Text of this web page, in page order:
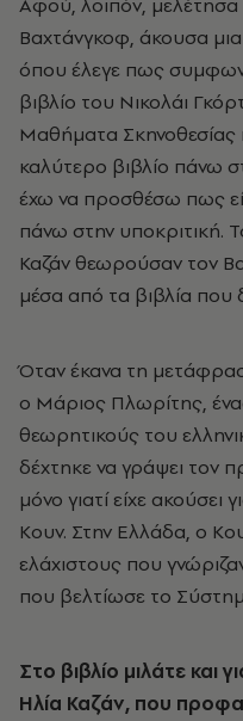
Βαχτάνγκοφ, άκουσα
όπου έλεγε πως
βιβλίο του Νικολάι
Μαθήματα Σκηνοθεσίας
καλύτερο βιβλίο πάνω
έχω να προσθέσω πως
πάνω στην υποκριτική.
Καζάν θεωρούσαν τον
μέσα από τα βιβλία που
Όταν έκανα τη
ο Μάριος Πλωρίτης,
θεωρητικούς του
δέχτηκε να γράψει τον
μόνο γιατί είχε
Κουν. Στην Ελλάδα, ο
ελάχιστους που
που βελτίωσε το
Στο βιβλίο μιλάτε και
Ηλία Καζάν, που